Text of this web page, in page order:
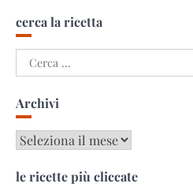
cerca la ricetta
Ricerca
per:
Archivi
Archivi
le ricette più cliccate